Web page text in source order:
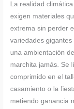
La realidad
exigen materiales
extrema sin perder
variedades
una ambientación
marchita jamás. Se
comprimido en el
casamiento o la
metiendo ganancia